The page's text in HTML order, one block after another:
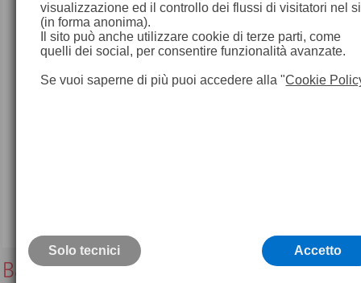
Batteria Topcon compatibile BT56Q Ni-
visualizzazione ed il controllo dei flussi di visitatori nel
(in forma anonima).
Il sito può anche utilizzare cookie di terze parti, come
quelli dei social, per consentire funzionalità avanzate.
Se vuoi saperne di più puoi accedere alla "Cookie
Solo tecnici Accetto